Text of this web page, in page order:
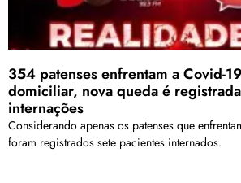
354 patenses enfrentam a Covid-
domiciliar, nova queda é
internações
Considerando apenas os patenses que
foram registrados sete pacientes internados.